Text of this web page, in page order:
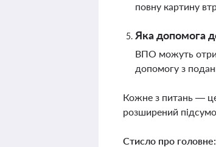
повну картину
Яка допомога
ВПО можуть
допомогу з
Кожне з питань —
розширений
Стисло про головне: